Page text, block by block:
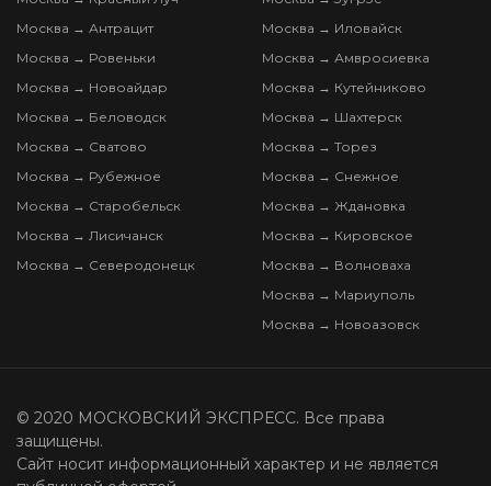
Москва → Антрацит
Москва → Ровеньки
Москва → Новоайдар
Москва → Беловодск
Москва → Сватово
Москва → Рубежное
Москва → Старобельск
Москва → Лисичанск
Москва → Северодонецк
Москва → Иловайск
Москва → Амвросиевка
Москва → Кутейниково
Москва → Шахтерск
Москва → Торез
Москва → Снежное
Москва → Ждановка
Москва → Кировское
Москва → Волноваха
Москва → Мариуполь
Москва → Новоазовск
© 2020 МОСКОВСКИЙ ЭКСПРЕСС. Все права
защищены.
Сайт носит информационный характер и не является